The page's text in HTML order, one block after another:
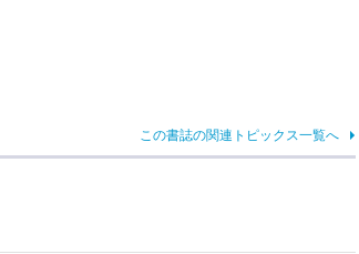
この書誌の関連トピックス一覧へ